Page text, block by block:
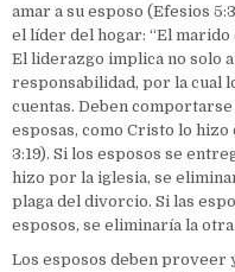
amar a su esposo (Efesios
el líder del hogar: “El marido
El liderazgo implica no solo
responsabilidad, por la cual
cuentas. Deben
esposas, como Cristo lo hizo
3:19). Si los esposos se
hizo por la iglesia, se
plaga del divorcio. Si las
esposos, se eliminaría la
Los esposos deben proveer